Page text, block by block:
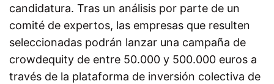
candidatura. Tras un análisis por parte de un
comité de expertos, las empresas que resulten
seleccionadas podrán lanzar una campaña de
crowdequity de entre 50.000 y 500.000 euros a
través de la plataforma de inversión colectiva de